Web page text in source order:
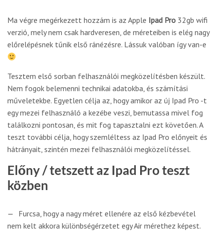
Ma végre megérkezett hozzám is az Apple Ipad Pro 32gb wifi
verzió, mely nem csak hardveresen, de méreteiben is elég nagy
előrelépésnek tűnik első ránézésre. Lássuk valóban így van-e
Tesztem első sorban felhasználói megközelítésben készült.
Nem fogok belemenni technikai adatokba, és számítási
műveletekbe. Egyetlen célja az, hogy amikor az új Ipad Pro -t
egy mezei felhasználó a kezébe veszi, bemutassa mivel fog
találkozni pontosan, és mit fog tapasztalni ezt követően. A
teszt további célja, hogy szemléltess az Ipad Pro előnyeit és
hátrányait, szintén mezei felhasználói megközelítéssel.
Előny / tetszett az Ipad Pro teszt
közben
Furcsa, hogy a nagy méret ellenére az első kézbevétel
nem kelt akkora különbségérzetet egy Air mérethez képest.